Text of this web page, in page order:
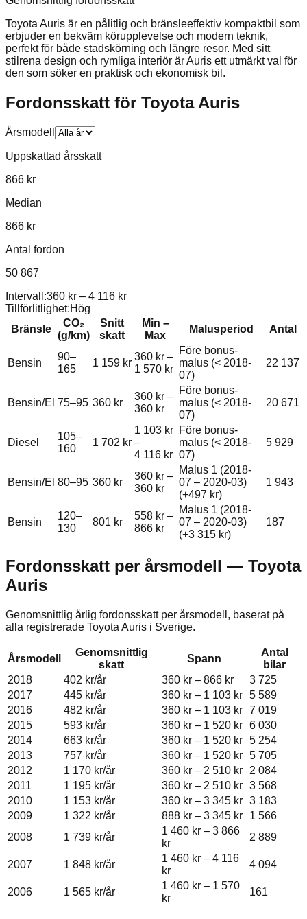
Toyota Auris är en pålitlig och bränsleeffektiv kompaktbil som
erbjuder en bekväm körupplevelse och modern teknik,
perfekt för både stadskörning och längre resor. Med sitt
stilrena design och rymliga interiör är Auris ett utmärkt val för
den som söker en praktisk och ekonomisk bil.
Fordonsskatt för Toyota Auris
Årsmodell
Uppskattad årsskatt
866 kr
Median
866 kr
Antal fordon
50 867
Intervall:360 kr – 4 116 kr
Tillförlitlighet:Hög
Bränsle
CO₂
(g/km)
Snitt
skatt
Min –
Max
Malusperiod Antal
Bensin
90–
165
1 159 kr
360 kr –
1 570 kr
Före bonus-
malus (< 2018-
07)
22 137
Bensin/El 75–95 360 kr
360 kr –
360 kr
Före bonus-
malus (< 2018-
07)
20 671
Diesel
105–
160
1 702 kr
1 103 kr
–
4 116 kr
Före bonus-
malus (< 2018-
07)
5 929
Bensin/El 80–95 360 kr
360 kr –
360 kr
Malus 1 (2018-
07 – 2020-03)
(+497 kr)
1 943
Bensin
120–
130
801 kr
558 kr –
866 kr
Malus 1 (2018-
07 – 2020-03)
(+3 315 kr)
187
Fordonsskatt per årsmodell — Toyota
Auris
Genomsnittlig årlig fordonsskatt per årsmodell, baserat på
alla registrerade Toyota Auris i Sverige.
Årsmodell
Genomsnittlig
skatt
Spann
Antal
bilar
2018
402 kr/år 360 kr – 866 kr
3 725
2017
445 kr/år 360 kr – 1 103 kr 5 589
2016
482 kr/år 360 kr – 1 103 kr 7 019
2015
593 kr/år 360 kr – 1 520 kr 6 030
2014
663 kr/år 360 kr – 1 520 kr 5 254
2013
757 kr/år 360 kr – 1 520 kr 5 705
2012
1 170 kr/år 360 kr – 2 510 kr
2 084
2011
1 195 kr/år 360 kr – 2 510 kr 3 568
2010
1 153 kr/år 360 kr – 3 345 kr 3 183
2009
1 322 kr/år 888 kr – 3 345 kr
1 566
2008
1 739 kr/år
1 460 kr – 3 866
kr
2 889
2007 1 848 kr/år
1 460 kr – 4 116
kr
4 094
2006 1 565 kr/år
1 460 kr – 1 570
kr
161